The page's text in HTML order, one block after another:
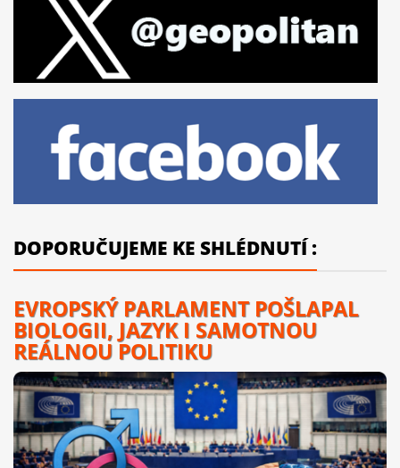
DOPORUČUJEME KE SHLÉDNUTÍ :
EVROPSKÝ PARLAMENT POŠLAPAL
BIOLOGII, JAZYK I SAMOTNOU
REÁLNOU POLITIKU